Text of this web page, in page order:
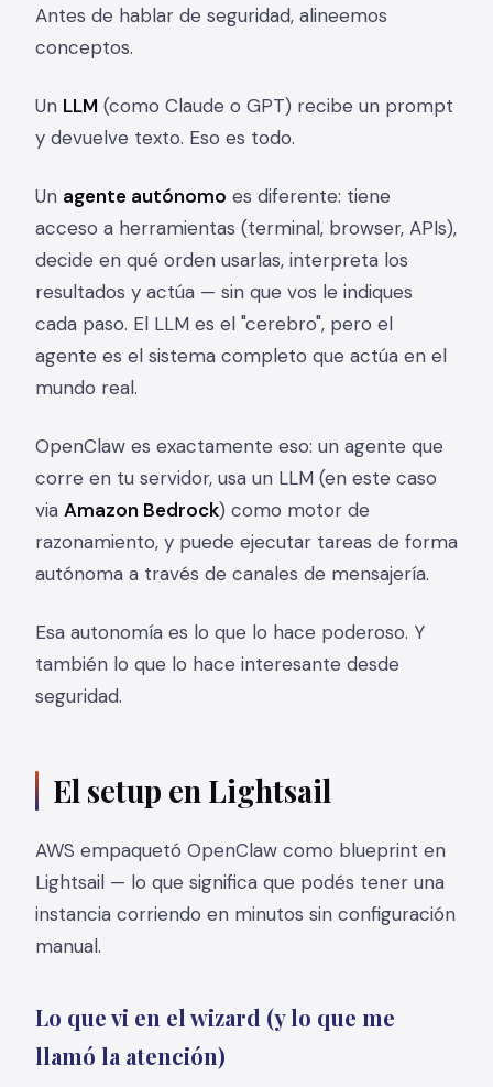
Antes de hablar de seguridad, alineemos
conceptos.
Un LLM (como Claude o GPT) recibe un prompt
y devuelve texto. Eso es todo.
Un agente autónomo es diferente: tiene
acceso a herramientas (terminal, browser, APIs),
decide en qué orden usarlas, interpreta los
resultados y actúa — sin que vos le indiques
cada paso. El LLM es el "cerebro", pero el
agente es el sistema completo que actúa en el
mundo real.
OpenClaw es exactamente eso: un agente que
corre en tu servidor, usa un LLM (en este caso
via Amazon Bedrock) como motor de
razonamiento, y puede ejecutar tareas de forma
autónoma a través de canales de mensajería.
Esa autonomía es lo que lo hace poderoso. Y
también lo que lo hace interesante desde
seguridad.
El setup en Lightsail
AWS empaquetó OpenClaw como blueprint en
Lightsail — lo que significa que podés tener una
instancia corriendo en minutos sin configuración
manual.
Lo que vi en el wizard (y lo que me
llamó la atención)